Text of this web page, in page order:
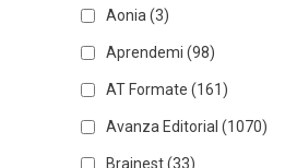
Aonia (3)
Aprendemi (98)
AT Formate (161)
Avanza Editorial (1070)
Brainest(33)